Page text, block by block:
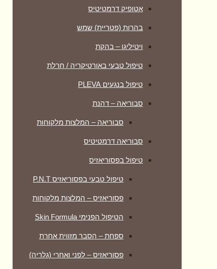
אטופיק דרמטיטיס
בהרות (פטריית) שמש
ויטיליגו – בהקת
טיפול טבעי באורטיקריה / חרלת
טיפול בנגעים PLEVA
סבוריאה – דהנת
סבוריאה – המלצות מלקוחות
סבוריאה דרמטיטיס
טיפול בפסוריאזיס
טיפול טבעי בפסוריאזיס P.N.T
פסוריאזיס – המלצות מלקוחות
הטיפול הפנימי Skin Formula
ספחת – הסבר מזווית אחרת
פסוריאזיס – לפני ואחרי (גלריה)